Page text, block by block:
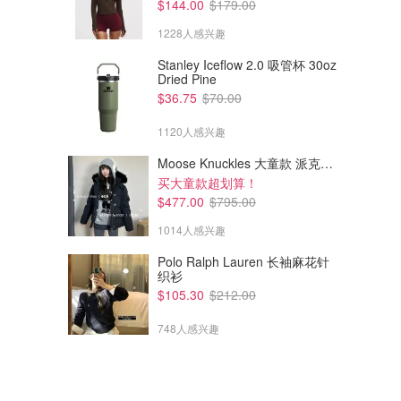
$144.00 $179.00
1228人感兴趣
Stanley Iceflow 2.0 吸管杯 30oz
Dried Pine
$36.75 $70.00
1120人感兴趣
Moose Knuckles 大童款 派克羽绒服
买大童款超划算！
$477.00 $795.00
1014人感兴趣
Polo Ralph Lauren 长袖麻花针
织衫
$105.30 $212.00
748人感兴趣